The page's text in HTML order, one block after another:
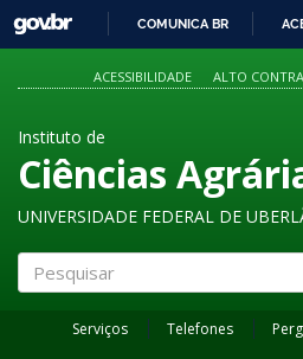
PARA
O
GOVBR
COMUNICA BR
ACESSIBILIDADE ALTO
Instituto de
Ciências
UNIVERSIDADE FEDERAL DE
Serviços Telefones